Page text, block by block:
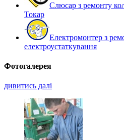
Слюсар з ремонту
Токар
Електромонтер з
електроустаткування
Фотогалерея
дивитись далі